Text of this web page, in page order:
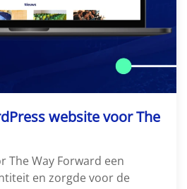
website voor The
The Way Forward een
en zorgde voor de